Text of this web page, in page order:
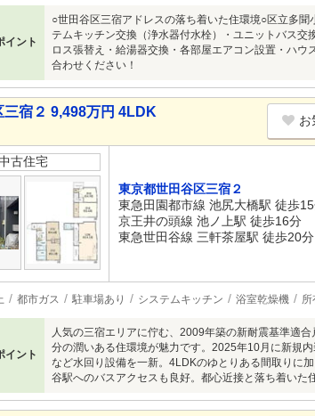
イント
○世田谷区三宿アドレスの落ち着いた住環境○区立多
テムキッチン交換（浄水器付水栓）・ユニットバス
ロス張替え・給湯器交換・各部屋エアコン設置・ハ
合わせください！
三宿２ 9,498万円 4LDK
お
古住宅
東京都世田谷区三宿２
東急田園都市線 池尻大橋駅 徒歩
京王井の頭線 池ノ上駅 徒歩16分
東急世田谷線 三軒茶屋駅 徒歩20分
都市ガス 駐車場あり システムキッチン 浴室乾燥機 所
イント
人気の三宿エリアに佇む、2009年築の新耐震基準適
分の潤いある住環境が魅力です。2025年10月に新規
など水回り設備を一新。4LDKのゆとりある間取りに
谷駅へのバスアクセスも良好。都心近接と落ち着いた